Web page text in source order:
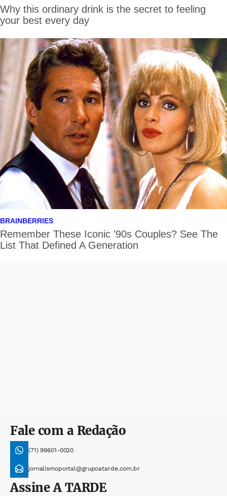
Fale com a Redação
(71) 99601-0020
jornalismoportal@grupoatarde.com.br
AssineA TARDE